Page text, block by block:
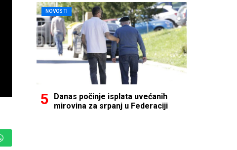
NOVOSTI
Danas počinje isplata uvećanih
mirovina za srpanj u Federaciji